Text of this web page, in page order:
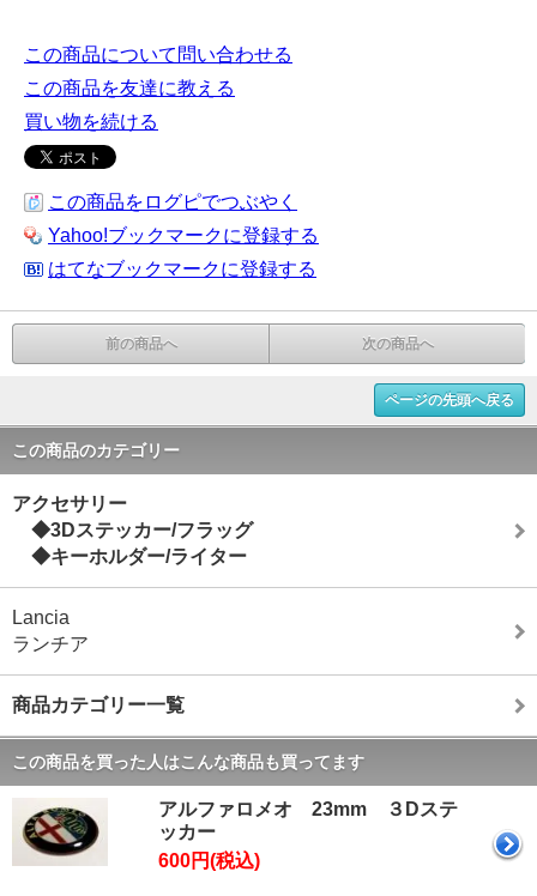
この商品について問い合わせる
この商品を友達に教える
買い物を続ける
この商品をログピでつぶやく
Yahoo!ブックマークに登録する
はてなブックマークに登録する
前の商品へ 次の商品へ
ページの先頭へ戻る
この商品のカテゴリー
アクセサリー
◆3Dステッカー/フラッグ
◆キーホルダー/ライター
Lancia
ランチア
商品カテゴリー一覧
この商品を買った人はこんな商品も買ってます
アルファロメオ 23mm ３Dステ
ッカー
600円(税込)